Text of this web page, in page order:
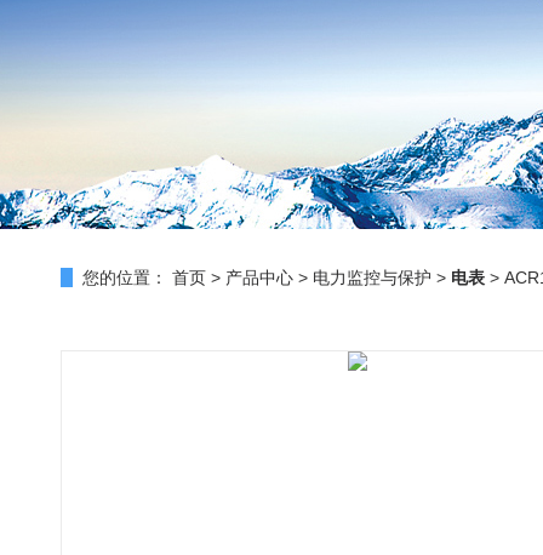
您的位置： 首页 > 产品中心 > 电力监控与保护 > 电表 >